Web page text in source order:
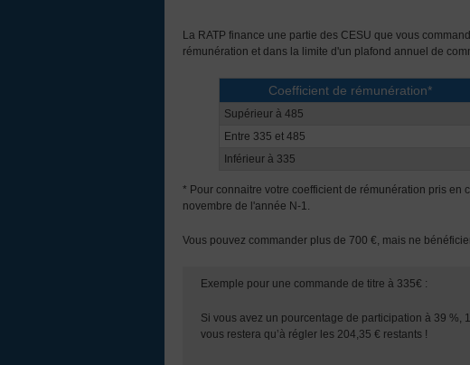
La RATP finance une partie des CESU que vous
rémunération et dans la limite d'un plafond annuel de
Coefficient de rémunération*
Supérieur à 485
Entre 335 et 485
Inférieur à 335
* Pour connaitre votre coefficient de rémunération pris en
novembre de l'année N‐1.
Vous pouvez commander plus de 700 €, mais ne
Exemple pour une commande de titre à 335€ :
Si vous avez un pourcentage de participation à 39 %,
vous restera qu’à régler les 204,35 € restants !